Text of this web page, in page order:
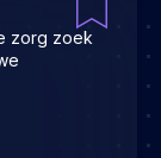
zorg zoek